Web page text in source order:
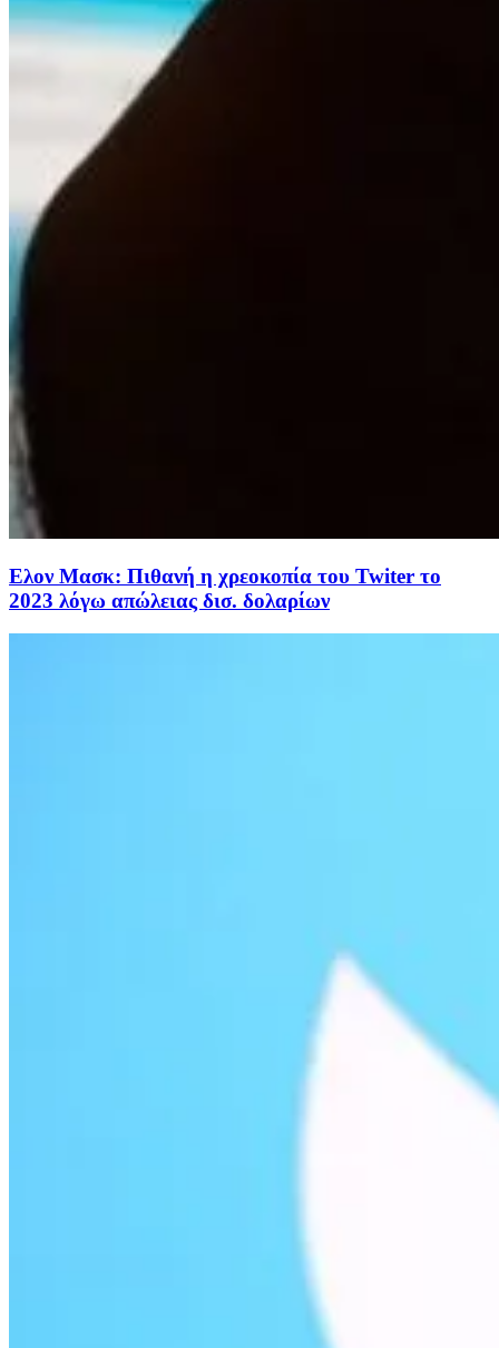
Ελον Μασκ: Πιθανή η χρεοκοπία του Twiter το
2023 λόγω απώλειας δισ. δολαρίων